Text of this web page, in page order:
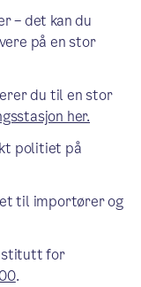
– det kan du
på en stor
du til en stor
her.
politiet på
til importører og
for
.